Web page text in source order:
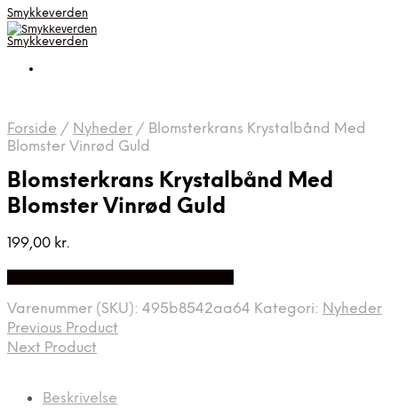
Smykkeverden
Smykkeverden
Forside / Nyheder / Blomsterkrans Krystalbånd Med
Blomster Vinrød Guld
Blomsterkrans Krystalbånd Med
Blomster Vinrød Guld
199,00 kr.
Varenummer (SKU): 495b8542aa64 Kategori: Nyheder
Previous Product
Next Product
Beskrivelse